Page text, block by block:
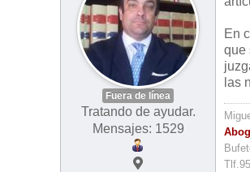
Fuera de línea
Tratando de ayudar.
Mensajes: 1529
En
que
las